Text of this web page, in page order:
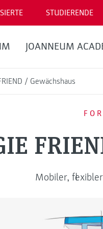
STUDIERENDE
JOANNEUM
/ Gewächshaus
Mobiler,